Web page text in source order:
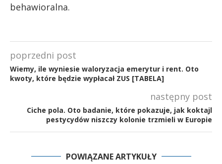
behawioralna.
poprzedni post
Wiemy, ile wyniesie waloryzacja emerytur i rent. Oto
kwoty, które będzie wypłacał ZUS [TABELA]
następny post
Ciche pola. Oto badanie, które pokazuje, jak koktajl
pestycydów niszczy kolonie trzmieli w Europie
POWIĄZANE ARTYKUŁY